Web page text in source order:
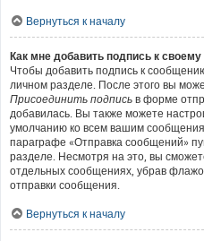
Вернуться к началу
Как мне добавить подпись к
Чтобы добавить подпись к
личном разделе. После этого вы
Присоединить подпись в форме
добавилась. Вы также можете
умолчанию ко всем вашим
параграфе «Отправка сообщений»
разделе. Несмотря на это, вы
отдельных сообщениях, убрав
отправки сообщения.
Вернуться к началу